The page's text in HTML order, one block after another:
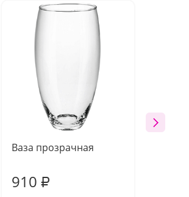
Ваза прозрачная
910 ₽